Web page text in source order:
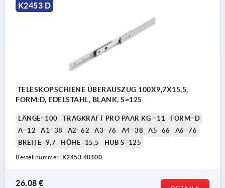
1) die Schienenlänge 80 mm haben hier keine
K2453 D
TELESKOPSCHIENE ÜBERAUSZUG 100X9,7X15,5,
FORM:D, EDELSTAHL, BLANK, S=125
LÄNGE=100 TRAGKRAFT PRO PAAR KG =11
FORM=D
A=12
A1=38 A2=62 A3=76 A4=38 A5=66
A6=76
BREITE=9,7
HÖHE=15,5 HUB S=125
Bestellnummer: K2453.40100
26,08 €